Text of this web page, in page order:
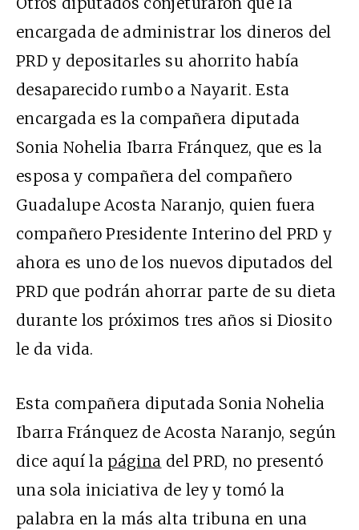
encargada de administrar los dineros del
PRD y depositarles su ahorrito había
desaparecido rumbo a Nayarit. Esta
encargada es la compañera diputada
Sonia Nohelia Ibarra Fránquez, que es la
esposa y compañera del compañero
Guadalupe Acosta Naranjo, quien fuera
compañero Presidente Interino del PRD y
ahora es uno de los nuevos diputados del
PRD que podrán ahorrar parte de su dieta
durante los próximos tres años si Diosito
le da vida.
Esta compañera diputada Sonia Nohelia
Ibarra Fránquez de Acosta Naranjo, según
dice aquí la página del PRD, no presentó
una sola iniciativa de ley y tomó la
palabra en la más alta tribuna en una